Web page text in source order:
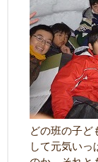
どの班の子ど
して元気いっ